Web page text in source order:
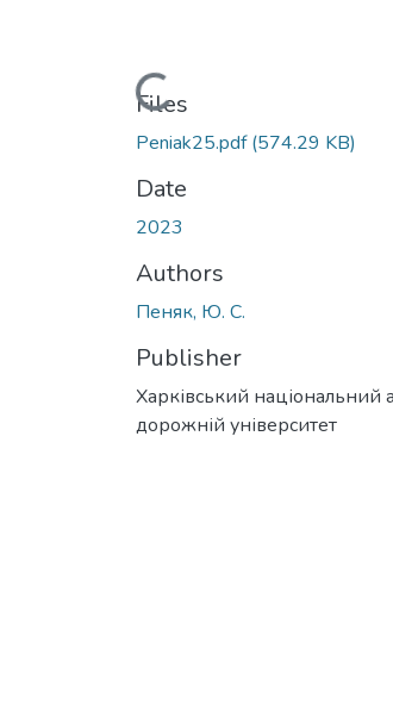
Loading...
Files
Peniak25.pdf(574.29 KB)
Date
2023
Authors
Пеняк, Ю. С.
Publisher
Харківський національний
дорожній університет